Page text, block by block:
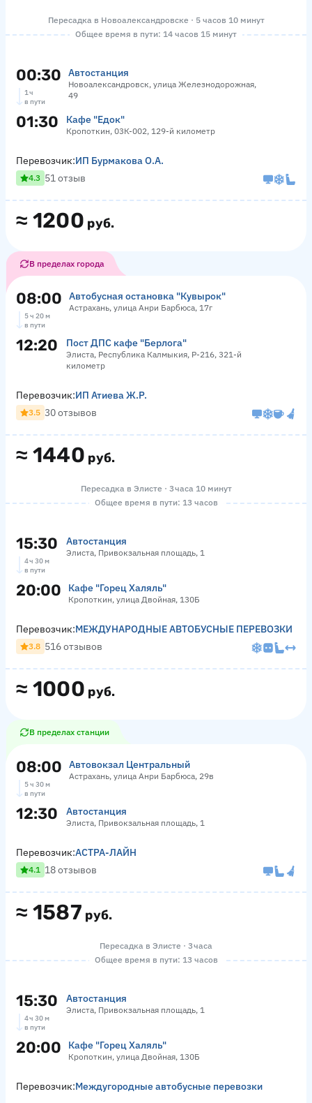
Пересадка в Новоалександровске · 5 часов 10 минут
Общее время в пути: 14 часов 15 минут
00:30 Автостанция
Новоалександровск, улица Железнодорожная,
49
1 ч
в пути
01:30 Кафе "Едок"
Кропоткин, 03К-002, 129-й километр
≈ 1200 руб.
Перевозчик:ИП Бурмакова О.А.
4.3 51 отзыв
В пределах города
08:00 Автобусная остановка "Кувырок"
Астрахань, улица Анри Барбюса, 17г
5 ч 20 м
в пути
12:20 Пост ДПС кафе "Берлога"
Элиста, Республика Калмыкия, Р-216, 321-й
километр
≈ 1440 руб.
Перевозчик:ИП Атиева Ж.Р.
3.5 30 отзывов
Пересадка в Элисте · 3 часа 10 минут
Общее время в пути: 13 часов
15:30 Автостанция
Элиста, Привокзальная площадь, 1
4 ч 30 м
в пути
20:00 Кафе "Горец Халяль"
Кропоткин, улица Двойная, 130Б
≈ 1000 руб.
Перевозчик:МЕЖДУНАРОДНЫЕ АВТОБУСНЫЕ ПЕРЕВОЗКИ
3.8 516 отзывов
В пределах станции
08:00 Автовокзал Центральный
Астрахань, улица Анри Барбюса, 29в
5 ч 30 м
в пути
12:30 Автостанция
Элиста, Привокзальная площадь, 1
≈ 1587 руб.
Перевозчик:АСТРА-ЛАЙН
4.1 18 отзывов
Пересадка в Элисте · 3 часа
Общее время в пути: 13 часов
15:30 Автостанция
Элиста, Привокзальная площадь, 1
4 ч 30 м
в пути
20:00 Кафе "Горец Халяль"
Кропоткин, улица Двойная, 130Б
Перевозчик:Междугородные автобусные перевозки